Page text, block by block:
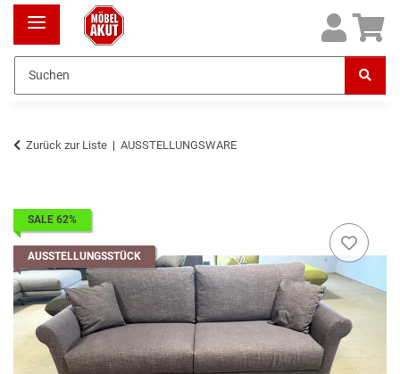
Zurück zur Liste AUSSTELLUNGSWARE
SALE 62%
AUSSTELLUNGSSTÜCK